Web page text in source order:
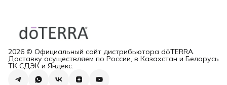
2026 © Официальный сайт дистрибьютора dōTERRA.
Доставку осуществляем по России, в Казахстан и Беларусь
ТК СДЭК и Яндекс.